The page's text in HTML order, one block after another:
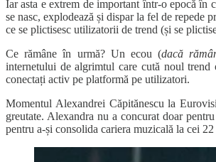
Iar asta e extrem de important într-o epocă în
se nasc, explodează și dispar la fel de repede
ce se plictisesc utilizatorii de trend (și se
Ce rămâne în urmă? Un ecou (dacă
internetului de algrimtul care cută noul trend
conectați activ pe platformă pe utilizatori.
Momentul Alexandrei Căpitănescu la
greutate. Alexandra nu a concurat doar
pentru a-și consolida cariera muzicală la cei